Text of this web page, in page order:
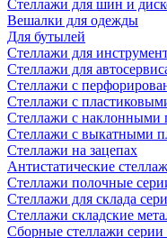
Стеллажи для шин и
Вешалки для одежды
Для бутылей
Стеллажи для
Стеллажи для
Стеллажи с
Стеллажи с
Стеллажи с наклонными
Стеллажи с выкатными
Стеллажи на зацепах
Антистатические
Стеллажи полочные
Стеллажи для склада
Стеллажи складские
Сборные стеллажи